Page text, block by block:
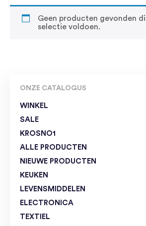
ONZE CATALOGUS
WINKEL
SALE
KROSNO1
ALLE PRODUCTEN
NIEUWE PRODUCTEN
KEUKEN
LEVENSMIDDELEN
ELECTRONICA
TEXTIEL
Geen producten gevonden
selectie voldoen.